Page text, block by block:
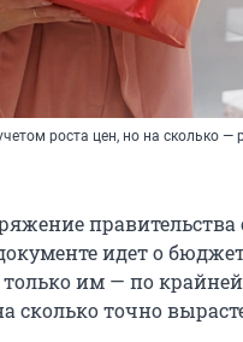
роста цен, но на сколько —
идет о
им — по крайней
сколько точно